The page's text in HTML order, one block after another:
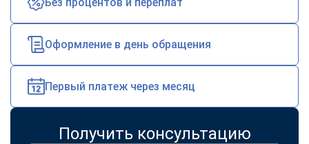
Оформление в день обращения
Первый платеж через месяц
Получить консультацию